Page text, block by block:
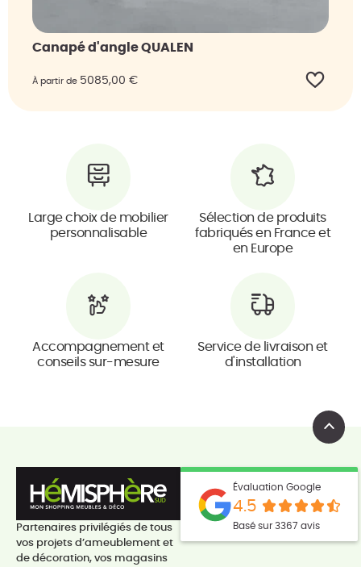
Canapé d'angle QUALEN
À partir de 5085,00 €
Large choix de mobilier
personnalisable
Sélection de produits
fabriqués en France et
en Europe
Accompagnement et
conseils sur-mesure
Service de livraison et
d'installation
Partenaires privilégiés de tous
vos projets d’ameublement et
de décoration, vos magasins
Évaluation Google
4.5
Basé sur 3367 avis